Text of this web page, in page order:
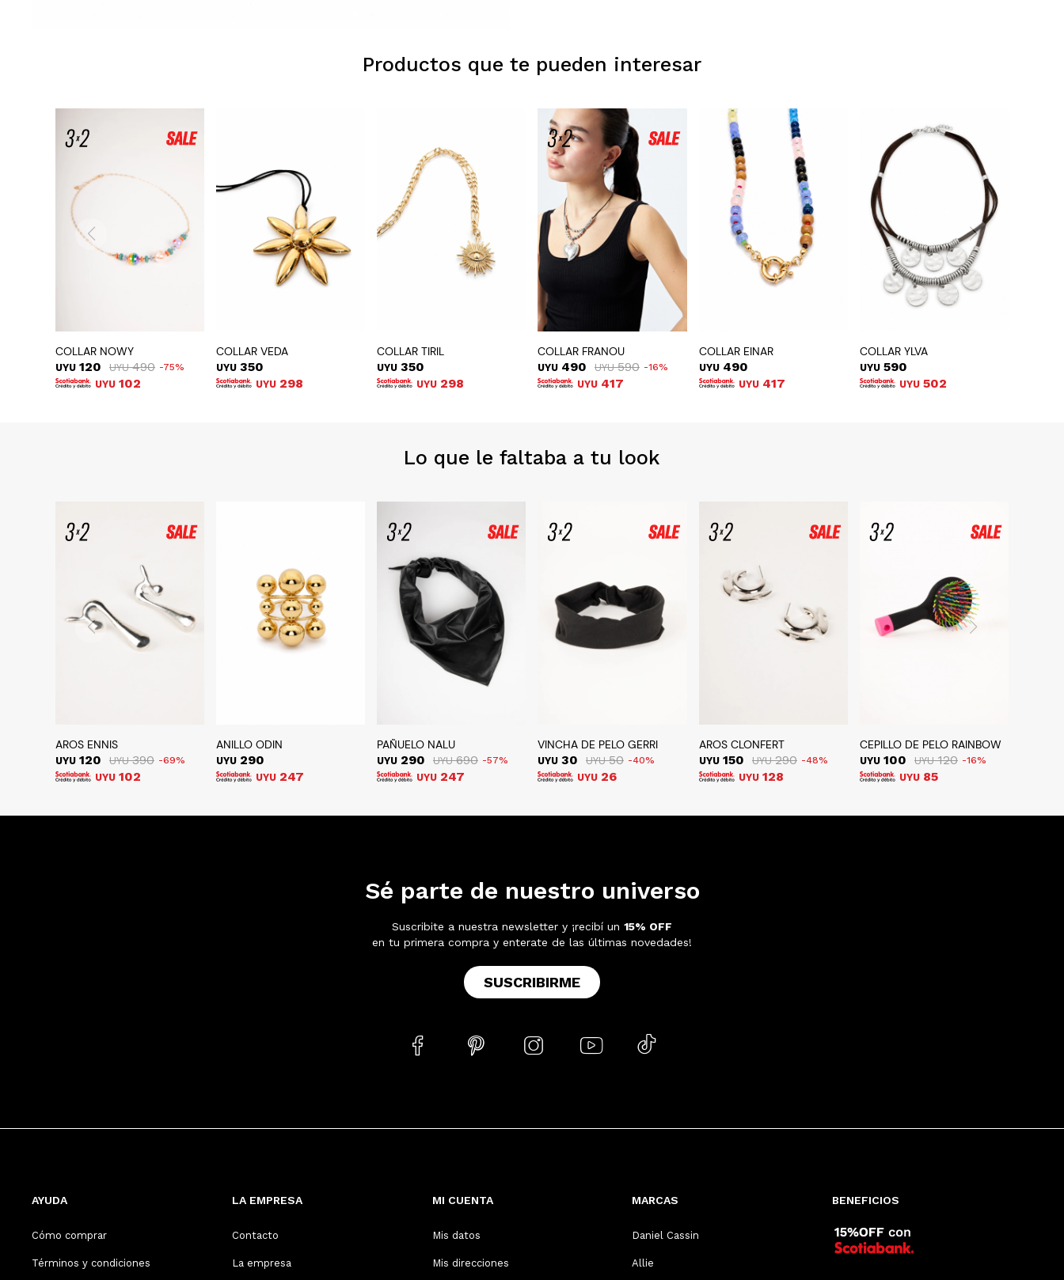
Productos que te pueden interesar
COLLAR NOWY
UYU 120 UYU 490 75
UYU 102
COLLAR VEDA
UYU 350
UYU 298
COLLAR TIRIL
UYU 350
UYU 298
COLLAR FRANOU
UYU 490 UYU 590 16
UYU 417
COLLAR EINAR
UYU 490
UYU 417
COLLAR YLVA
UYU 590
UYU 502
Lo que le faltaba a tu look
AROS ENNIS
UYU 120 UYU 390 69
UYU 102
ANILLO ODIN
UYU 290
UYU 247
PAÑUELO NALU
UYU 290 UYU 690 57
UYU 247
VINCHA DE PELO GERRI
UYU 30 UYU 50 40
UYU 26
AROS CLONFERT
UYU 150 UYU 290 48
UYU 128
CEPILLO DE PELO RAINBOW
UYU 100 UYU 120 16
UYU 85
AYUDA
Cómo comprar
Términos y condiciones
LA EMPRESA
Contacto
La empresa
MI CUENTA
Mis datos
Mis direcciones
MARCAS
Daniel Cassin
Allie
BENEFICIOS
Sé parte de nuestro universo
Suscribite a nuestra newsletter y ¡recibí un 15% OFF
en tu primera compra y enterate de las últimas novedades!
SUSCRIBIRME
    